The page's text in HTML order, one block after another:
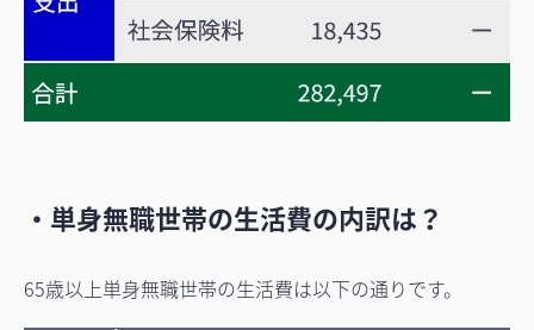
・単身無職世帯の生活費の内訳は？
65歳以上単身無職世帯の生活費は以下の通りです。